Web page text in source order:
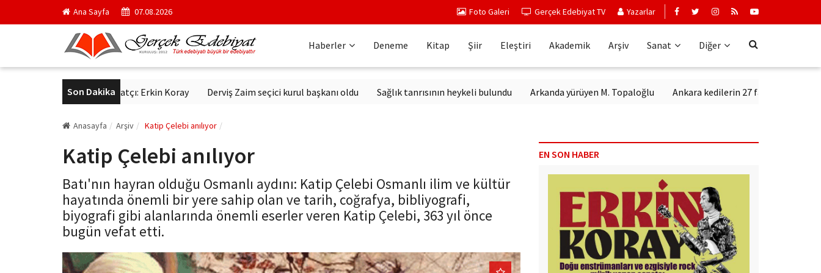
Ana Sayfa 07.08.2026 Foto Galeri Gerçek Edebiyat TV Yazarlar
Haberler Deneme Kitap Şiir Eleştiri Akademik Arşiv Sanat Diğer
Son Dakika
dinlenen sanatçı: Erkin Koray Derviş Zaim seçici kurul başkanı oldu Sağlık tanrısının heykeli bulundu Arkanda yürüyen M. Topaloğlu Ankara kedilerin 27 farklı ülkeden canlı
Anasayfa Arşiv Katip Çelebi anılıyor
Katip Çelebi anılıyor
Batı'nın hayran olduğu Osmanlı aydını: Katip Çelebi Osmanlı ilim ve kültür
hayatında önemli bir yere sahip olan ve tarih, coğrafya, bibliyografi,
biyografi gibi alanlarında önemli eserler veren Katip Çelebi, 363 yıl önce
bugün vefat etti.
EN SON HABER